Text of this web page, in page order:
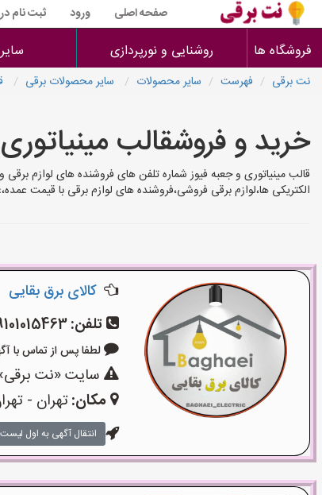
صفحه اصلی ورود ثبت نام
فروشگاه ها روشنایی و نورپردازی
نت برقی فهرست سایر محصولات سایر محصولات برقی
خرید و فروشقالب
قالب مینیاتوری و جعبه فیوز شماره تلفن های فروشنده های لوازم
الکتریکی ها،لوازم برقی فروشی،فروشنده های لوازم برقی با قیمت
کالای برق بقایی
تلفن:
لطفا پس از تماس با آگهی
سایت «نت
مکان:تهران -
انتقال آگهی به اول